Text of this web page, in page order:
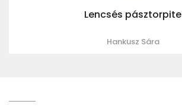
Lencsés pásztorpite
Hankusz Sára